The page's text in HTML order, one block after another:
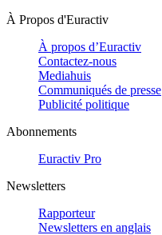
À Propos d'Euractiv
À propos d’Euractiv
Contactez-nous
Mediahuis
Communiqués de presse
Publicité politique
Abonnements
Euractiv Pro
Newsletters
Rapporteur
Newsletters en anglais